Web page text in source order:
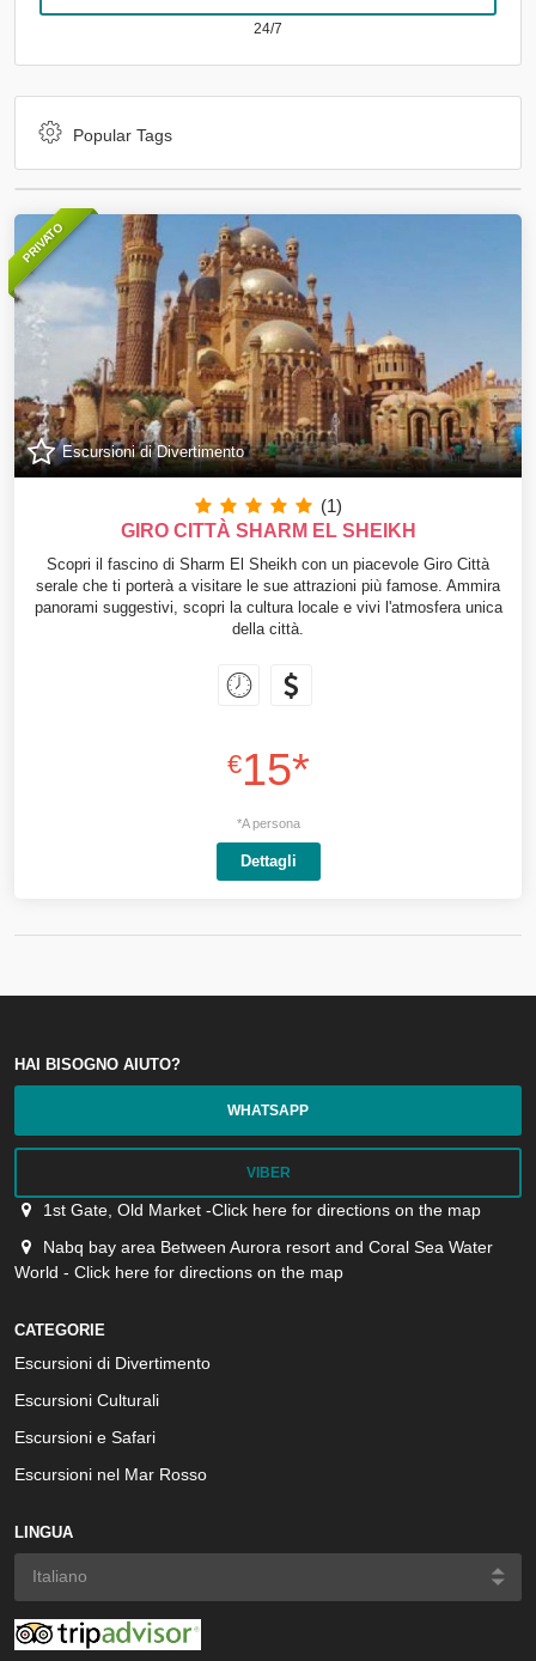
24/7
Popular Tags
PRIVATO
Escursioni di Divertimento
(1)
GIRO CITTÀ SHARM EL SHEIKH
Scopri il fascino di Sharm El Sheikh con un piacevole Giro Città
serale che ti porterà a visitare le sue attrazioni più famose. Ammira
panorami suggestivi, scopri la cultura locale e vivi l'atmosfera unica
della città.
€15*
*A persona
Dettagli
HAI BISOGNO AIUTO?
WHATSAPP
VIBER
1st Gate, Old Market -Click here for directions on the map
Nabq bay area Between Aurora resort and Coral Sea Water
World - Click here for directions on the map
CATEGORIE
Escursioni di Divertimento
Escursioni Culturali
Escursioni e Safari
Escursioni nel Mar Rosso
LINGUA